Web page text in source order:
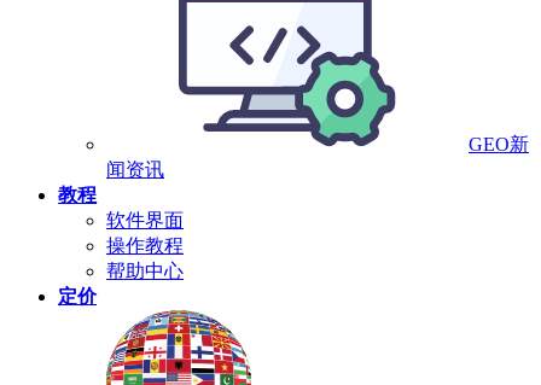
GEO新
闻资讯
教程
软件界面
操作教程
帮助中心
定价